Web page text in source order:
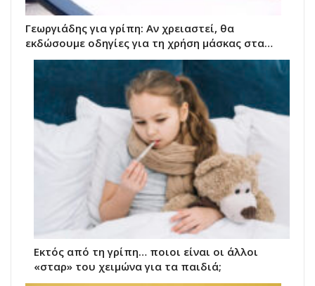
Γεωργιάδης για γρίπη: Αν χρειαστεί, θα
εκδώσουμε οδηγίες για τη χρήση μάσκας στα…
Εκτός από τη γρίπη… ποιοι είναι οι άλλοι
«σταρ» του χειμώνα για τα παιδιά;